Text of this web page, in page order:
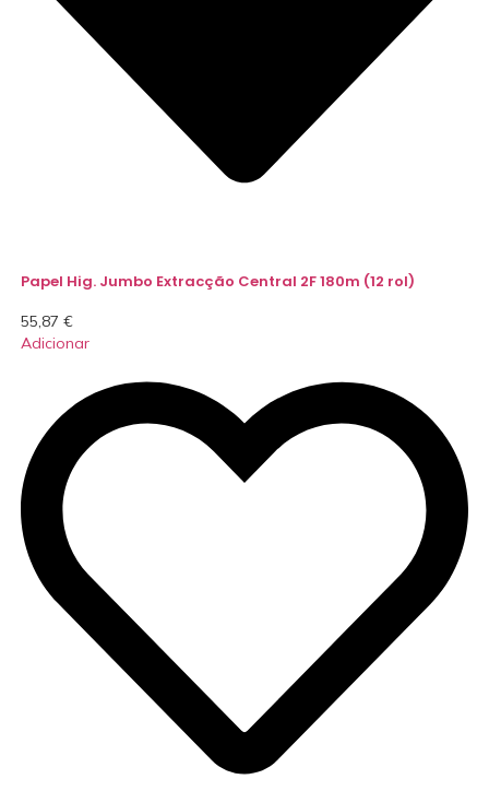
Papel Hig. Jumbo Extracção Central 2F 180m (12 rol)
55,87 €
Adicionar